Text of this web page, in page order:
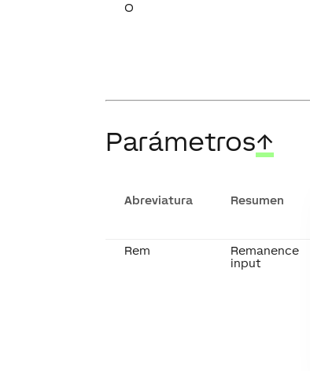
O
Parámetros↑
Abreviatura Resumen
Rem
Remanence
input